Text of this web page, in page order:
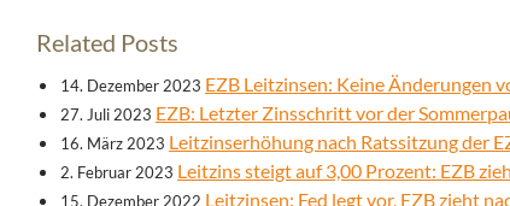
Related Posts
14. Dezember 2023 EZB Leitzinsen: Keine Änderungen
27. Juli 2023 EZB: Letzter Zinsschritt vor der
16. März 2023 Leitzinserhöhung nach Ratssitzung der
2. Februar 2023 Leitzins steigt auf 3,00 Prozent: EZB
15. Dezember 2022 Leitzinsen: Fed legt vor, EZB zieht